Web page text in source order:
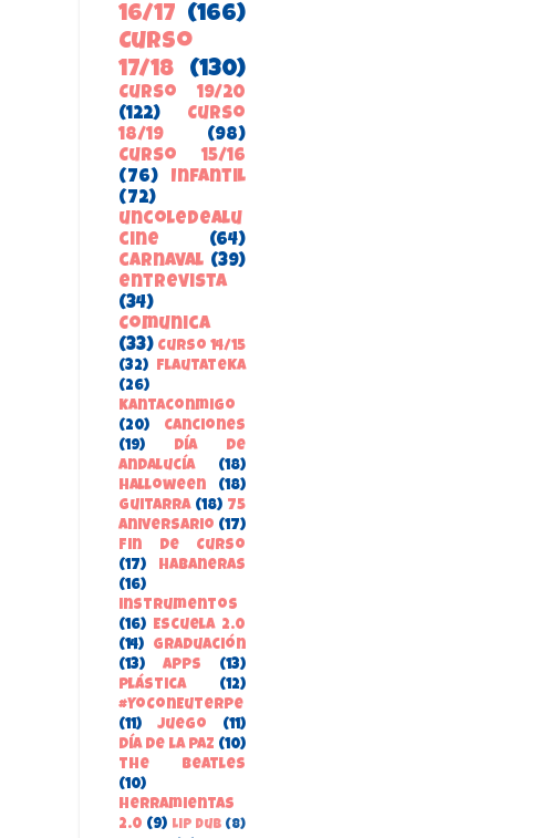
16/17 (166)
Curso
17/18
(130)
Curso 19/20
(122)
Curso
18/19
(98)
Curso 15/16
(76)
Infantil
(72)
uncoledealu
cine
(64)
carnaval (39)
entrevista
(34)
ComunicA
(33) Curso 14/15
(32)
FlautateKa
(26)
kantaconmigo
(20)
canciones
(19)
Día de
Andalucía
(18)
Halloween
(18)
guitarra (18) 75
aniversario (17)
Fin de Curso
(17)
habaneras
(16)
instrumentos
(16) Escuela 2.0
(14)
Graduación
(13)
apps
(13)
Plástica
(12)
#YoConEuterpe
(11)
juego
(11)
Día de la Paz (10)
the beatles
(10)
herramientas
2.0 (9) Lip Dub (8)